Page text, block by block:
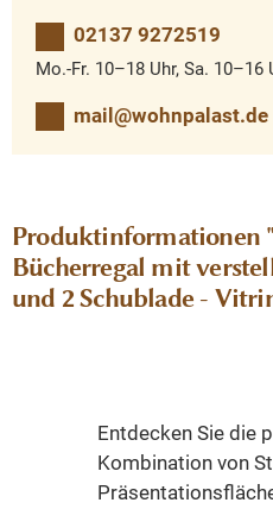
02137 9272519
Mo.-Fr. 10–18 Uhr, Sa. 10–16
mail@wohnpalast.de
Produktinformationen
Bücherregal mit
und 2 Schublade -
Entdecken Sie die
Kombination von